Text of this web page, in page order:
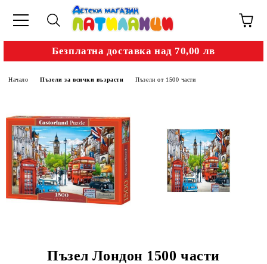
Безплатна доставка над 70,00 лв
Начало Пъзели за всички възрасти Пъзели от 1500 части
Пъзел Лондон 1500 части